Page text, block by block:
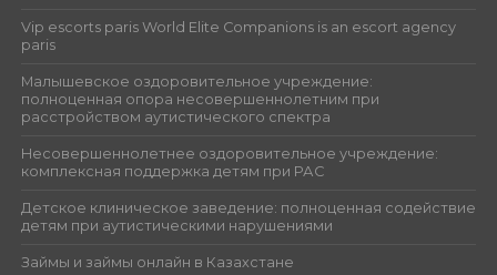
Vip escorts paris World Elite Companions is an escort agency
paris
Малышевское оздоровительное учреждение:
полноценная опора несовершеннолетним при
расстройством аутистического спектра
Несовершеннолетнее оздоровительное учреждение:
комплексная поддержка детям при РАС
Детское клиническое заведение: полноценная содействие
детям при аутистическими нарушениями
Займы и займы онлайн в Казахстане